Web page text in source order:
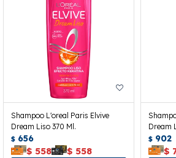
Shampoo L'oreal Paris Elvive
Dream Liso 370 Ml.
$ 656
$ 558 $ 558
Dream
$ 902
$